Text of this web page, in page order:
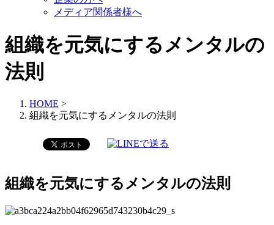
メディア関係者様へ
組織を元気にするメンタルの
法則
HOME >
組織を元気にするメンタルの法則
組織を元気にするメンタルの法則